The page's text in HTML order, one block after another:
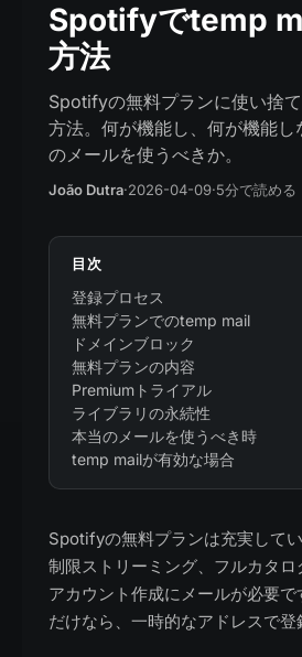
Spotifyでtemp
方法
Spotifyの無料プランに使い捨
方法。何が機能し、何が機能し
のメールを使うべきか。
João Dutra·2026-04-09·5分で読める
目次
登録プロセス
無料プランでのtemp mail
ドメインブロック
無料プランの内容
Premiumトライアル
ライブラリの永続性
本当のメールを使うべき時
temp mailが有効な場合
Spotifyの無料プランは充実して
制限ストリーミング、フルカタロ
アカウント作成にメールが必要
だけなら、一時的なアドレスで登